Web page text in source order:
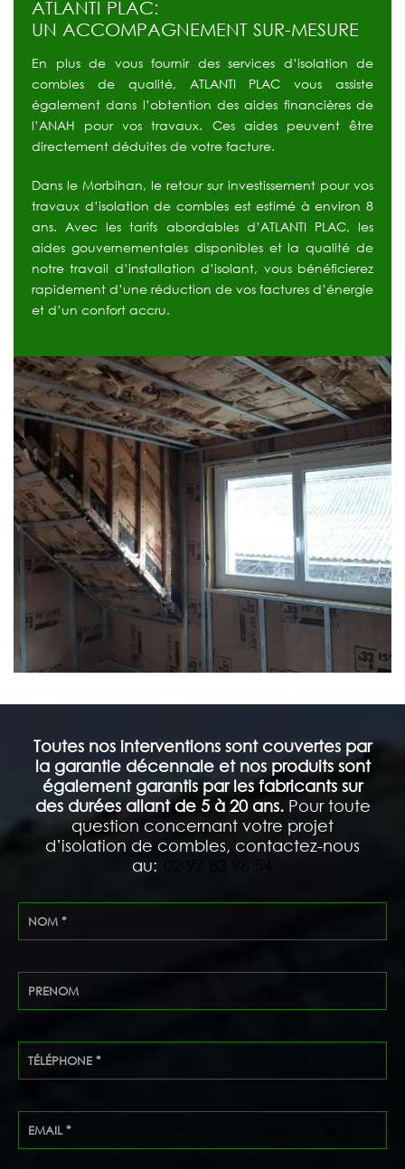
ATLANTI PLAC:
UN ACCOMPAGNEMENT SUR-MESURE
En plus de vous fournir des services d’isolation de
combles de qualité, ATLANTI PLAC vous assiste
également dans l’obtention des aides financières de
l’ANAH pour vos travaux. Ces aides peuvent être
directement déduites de votre facture.
Dans le Morbihan, le retour sur investissement pour vos
travaux d’isolation de combles est estimé à environ 8
ans. Avec les tarifs abordables d’ATLANTI PLAC, les
aides gouvernementales disponibles et la qualité de
notre travail d’installation d’isolant, vous bénéficierez
rapidement d’une réduction de vos factures d’énergie
et d’un confort accru.
Toutes nos interventions sont couvertes par
la garantie décennale et nos produits sont
également garantis par les fabricants sur
des durées allant de 5 à 20 ans.Pour toute
question concernant votre projet
d’isolation de combles, contactez-nous
au: